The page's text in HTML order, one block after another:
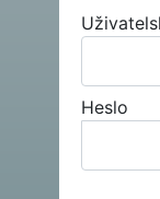
Heslo